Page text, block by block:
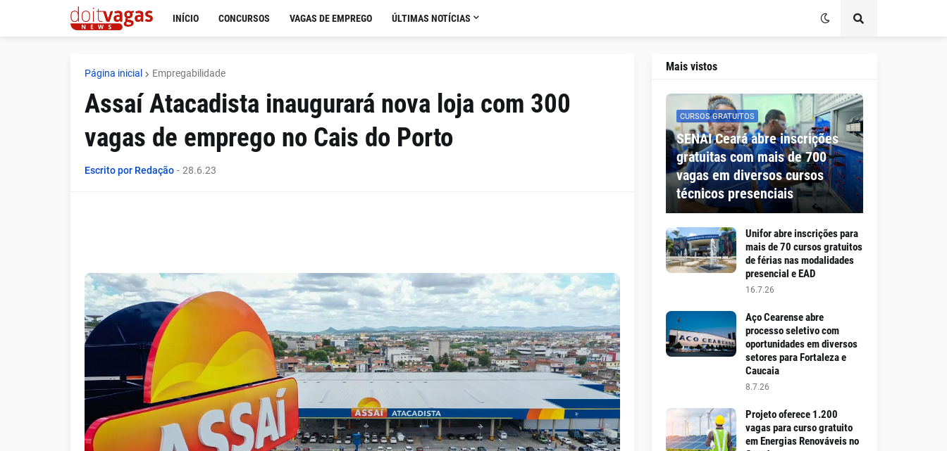
INÍCIO CONCURSOS VAGAS DE EMPREGO ÚLTIMAS NOTÍCIAS
Página inicial Empregabilidade
Assaí Atacadista inaugurará nova loja com 300
vagas de emprego no Cais do Porto
Escrito por Redação - 28.6.23
Mais vistos
CURSOS GRATUITOS
SENAI Ceará abre inscrições
gratuitas com mais de 700
vagas em diversos cursos
técnicos presenciais
Unifor abre inscrições para
mais de 70 cursos gratuitos
de férias nas modalidades
presencial e EAD
16.7.26
Aço Cearense abre
processo seletivo com
oportunidades em diversos
setores para Fortaleza e
Caucaia
8.7.26
Projeto oferece 1.200
vagas para curso gratuito
em Energias Renováveis no